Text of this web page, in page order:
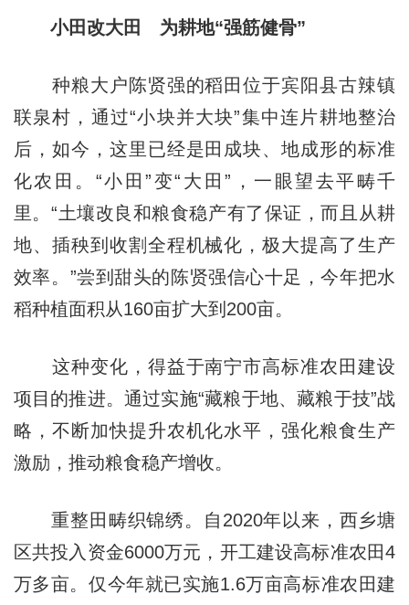
小田改大田 为耕地“强筋健骨”
种粮大户陈贤强的稻田位于宾阳县古辣镇
联泉村，通过“小块并大块”集中连片耕地整治
后，如今，这里已经是田成块、地成形的标准
化农田。“小田”变“大田”，一眼望去平畴千
里。“土壤改良和粮食稳产有了保证，而且从耕
地、插秧到收割全程机械化，极大提高了生产
效率。”尝到甜头的陈贤强信心十足，今年把水
稻种植面积从160亩扩大到200亩。
这种变化，得益于南宁市高标准农田建设
项目的推进。通过实施“藏粮于地、藏粮于技”战
略，不断加快提升农机化水平，强化粮食生产
激励，推动粮食稳产增收。
重整田畴织锦绣。自2020年以来，西乡塘
区共投入资金6000万元，开工建设高标准农田4
万多亩。仅今年就已实施1.6万亩高标准农田建